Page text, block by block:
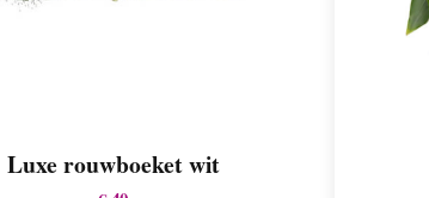
Luxe rouwboeket wit